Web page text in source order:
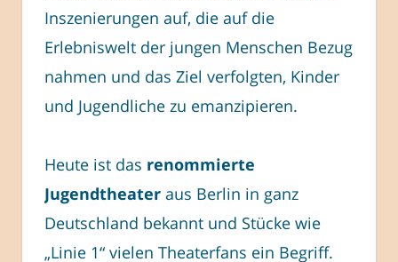
Inszenierungen auf, die auf die
Erlebniswelt der jungen Menschen Bezug
nahmen und das Ziel verfolgten, Kinder
und Jugendliche zu emanzipieren.
Heute ist das renommierte
Jugendtheater aus Berlin in ganz
Deutschland bekannt und Stücke wie
„Linie 1“ vielen Theaterfans ein Begriff.